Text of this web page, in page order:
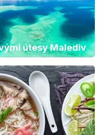
útesy Malediv